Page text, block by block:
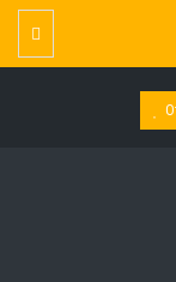
Toggle Navigation